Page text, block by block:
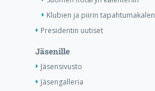
Klubien ja piirin
Presidentin uutiset
Jäsenille
Jäsensivusto
Jäsengalleria